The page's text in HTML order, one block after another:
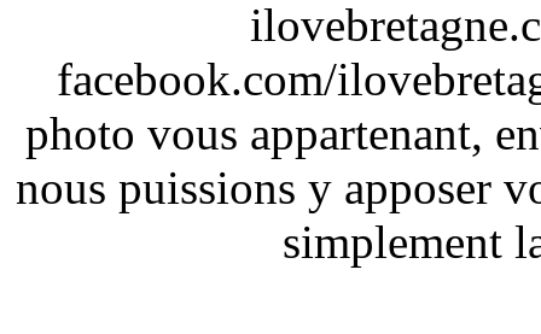
facebook.com/
photo vous appartenant,
nous puissions y apposer
simplement